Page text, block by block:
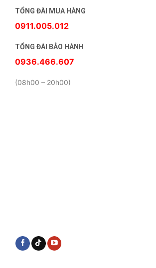
TỔNG ĐÀI MUA HÀNG
0911.005.012
TỔNG ĐÀI BẢO HÀNH
0936.466.607
(08h00 – 20h00)